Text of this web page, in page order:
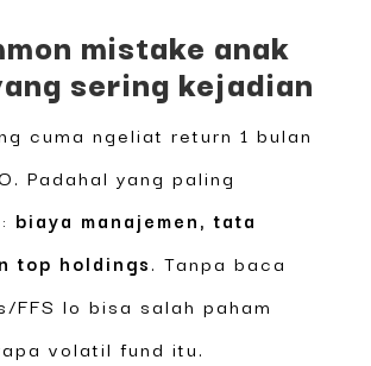
mistake anak
sering kejadian
cuma ngeliat return 1 bulan
Padahal yang paling
biaya manajemen, tata
top holdings. Tanpa baca
FFS lo bisa salah paham
volatil fund itu.